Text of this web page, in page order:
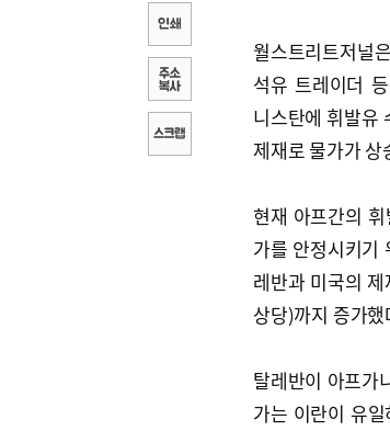
월스트리트저널
석유 트레이더
니스탄에 휘발유
제재로 물가가
현재 아프간의
가를 안정시키기
레반과 미국의
상당)까지 증가했
탈레반이 아프가
가는 이란이 유